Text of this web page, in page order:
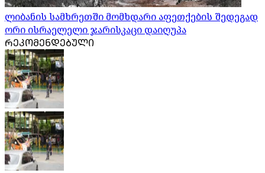
ლიბანის სამხრეთში მომხდარი აფეთქების შედეგად
ორი ისრაელელი ჯარისკაცი დაიღუპა
ᲠᲔᲙᲝᲛᲔᲜᲓᲔᲑᲣᲚᲘ